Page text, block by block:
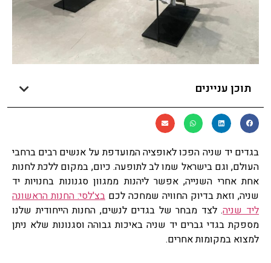
תוכן עניינים
בגדים יד שניה הפכו לאופציה המועדפת על אנשים רבים ברחבי
העולם, וגם בישראל שמו לב לתופעה. כיום, במקום ללכת לחנות
אחת אחרי השנייה, אפשר ליהנות ממגוון סגנונות בחנויות יד
שניה, וזאת בדיוק החוויה שמחכה לכם בצ'לסי: החנות הראשונה
ליד שניה. לצד מבחר של בגדים לנשים, החנות הייחודית שלנו
מספקת בגדי גברים יד שניה באיכות גבוהה וסגנונות שלא ניתן
למצוא במקומות אחרים.